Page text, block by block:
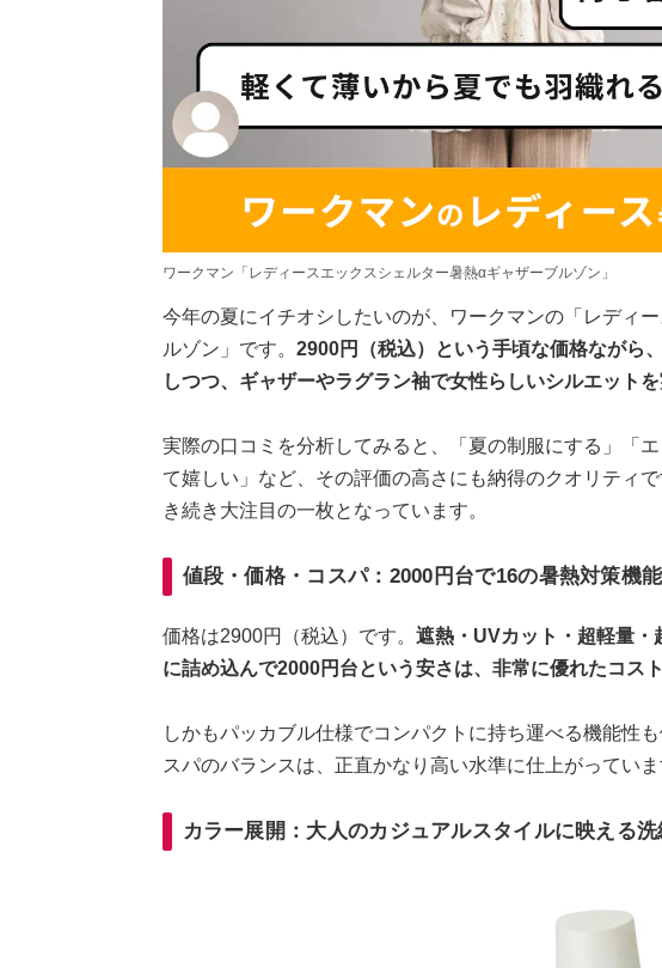
ワークマン「レディースエックスシェルター暑熱αギャザーブルゾン」
今年の夏にイチオシしたいのが、ワークマンの「レディ
ルゾン」です。 2900円（税込）という手頃な価格ながら
しつつ、ギャザーやラグラン袖で女性らしいシルエット
実際の口コミを分析してみると、「夏の制服にする」「
て嬉しい」など、その評価の高さにも納得のクオリティ
き続き大注目の一枚となっています。
値段・価格・コスパ：2000円台で16の暑熱対策機
価格は2900円（税込）です。 遮熱・UVカット・超軽量・
に詰め込んで2000円台という安さは、非常に優れたコス
しかもパッカブル仕様でコンパクトに持ち運べる機能性
スパのバランスは、正直かなり高い水準に仕上がっていま
カラー展開：大人のカジュアルスタイルに映える